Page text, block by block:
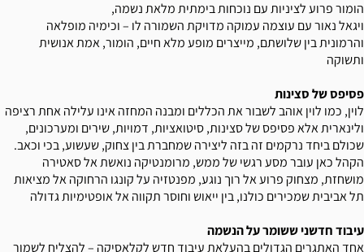
הומור פרוע לציניות עם נוכחות בימתית מלאת נשמה,
ויגאל נאור עם עוצמה עמוקה מדויקת השמורה לו – וכימיה מופלאה
והרמונית בין שלושתם, מייצרים מופע מלא חיים, הומור, אמת אנושית
ותשוקה
פסיפס של סצינות
לוין, כמו לוין אוהב לשבור את הכללים ומבנה המחזה אינו עלילה אחת רציפה
ולינארית אלא פסיפס של סצינות, סיטואציות, דמויות, שירים ומערכונים,
שכולם ביחד נרקמים זה בזה ליצירה שמחברת בין צחוק, שעשוע, בכי וכאב.
הקהל כאן עובר מסע רגשי של ממש, מרומנטיקה נואשת אל סאטירה
מושחזת, מצחוק פרוע אל רוך נוגע, מפנטזיה על קונגו הרחוקה אל מציאות
תל אביבית שמכירים כולנו, בין ייאוש וחוסר תקווה אל אופטימיות גדולה
עיבוד חדשני ששומר על הנשמה
אחד האתגרים הגדולים בהעלאת עיבוד חדש לקלאסיקה – להצליח לשמור